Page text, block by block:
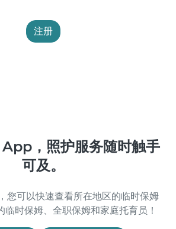
注册
，照护服务随时触手
可及。
您可以快速查看所在地区的临时保姆
临时保姆、全职保姆和家庭托育员！